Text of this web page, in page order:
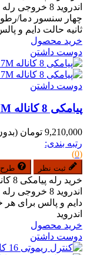
ثانیه حالت دایم و
خرید محصول
دوست داشتن
دوست داشتن
پیامکی 8 کاناله LG8817M رله 30A
9,210,000 تومان
رتبه بندی:
(0)
ثبت نظر
دایم و پالس برای هر
اندروید
خرید محصول
دوست داشتن